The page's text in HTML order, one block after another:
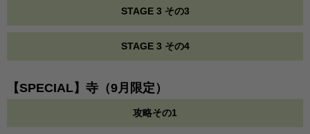
STAGE 3 その3
STAGE 3 その4
【SPECIAL】寺（9月限定）
攻略その1